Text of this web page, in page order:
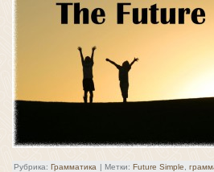
Рубрика: Грамматика | Метки: Future Simple